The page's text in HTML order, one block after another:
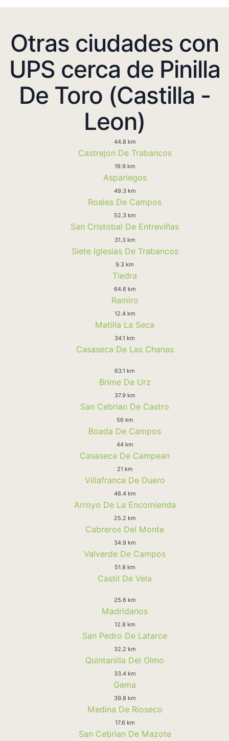
Otras ciudades con
UPS cerca de Pinilla
De Toro (Castilla -
Leon)
44.8 km
Castrejon De Trabancos
19.9 km
Aspariegos
49.3 km
Roales De Campos
52.3 km
San Cristobal De Entreviñas
31.3 km
Siete Iglesias De Trabancos
9.3 km
Tiedra
64.6 km
Ramiro
12.4 km
Matilla La Seca
34.1 km
Casaseca De Las Chanas
63.1 km
Brime De Urz
37.9 km
San Cebrian De Castro
56 km
Boada De Campos
44 km
Casaseca De Campean
21 km
Villafranca De Duero
46.4 km
Arroyo De La Encomienda
25.2 km
Cabreros Del Monte
34.9 km
Valverde De Campos
51.8 km
Castil De Vela
25.6 km
Madridanos
12.8 km
San Pedro De Latarce
32.2 km
Quintanilla Del Olmo
33.4 km
Gema
39.8 km
Medina De Rioseco
17.6 km
San Cebrian De Mazote